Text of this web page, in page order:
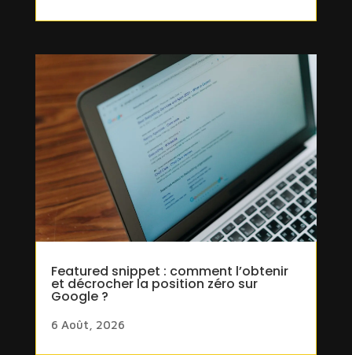
Featured snippet : comment l’obtenir
et décrocher la position zéro sur
Google ?
6 Août, 2026